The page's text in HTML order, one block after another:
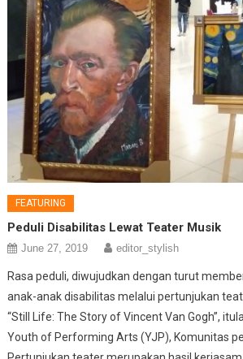
FEATURING
Peduli Disabilitas Lewat Teater Musik
June 27, 2019 editor_stylish
Rasa peduli, diwujudkan dengan turut
anak-anak disabilitas melalui pertunjukan
“Still Life: The Story of Vincent Van Gogh”,
Youth of Performing Arts (YJP), Komunitas